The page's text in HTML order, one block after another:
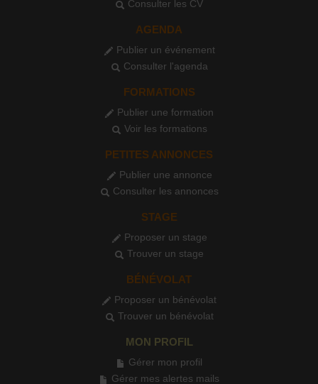
Consulter les CV
AGENDA
Publier un événement
Consulter l'agenda
FORMATIONS
Publier une formation
Voir les formations
PETITES ANNONCES
Publier une annonce
Consulter les annonces
STAGE
Proposer un stage
Trouver un stage
BÉNÉVOLAT
Proposer un bénévolat
Trouver un bénévolat
MON PROFIL
Gérer mon profil
Gérer mes alertes mails